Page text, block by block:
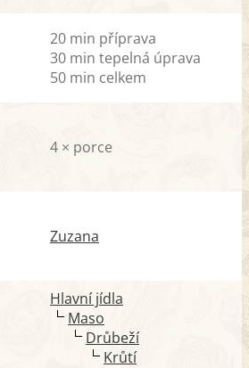
20 min příprava
30 min tepelná úprava
50 min celkem
4 × porce
Zuzana
Hlavní jídla
Maso
Drůbeží
Krůtí